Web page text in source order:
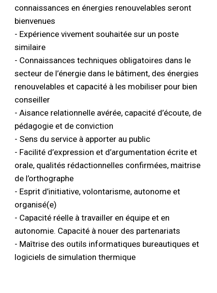
connaissances en énergies renouvelables seront
bienvenues
- Expérience vivement souhaitée sur un poste
similaire
- Connaissances techniques obligatoires dans le
secteur de l’énergie dans le bâtiment, des énergies
renouvelables et capacité à les mobiliser pour bien
conseiller
- Aisance relationnelle avérée, capacité d’écoute, de
pédagogie et de conviction
- Sens du service à apporter au public
- Facilité d’expression et d’argumentation écrite et
orale, qualités rédactionnelles confirmées, maitrise
de l’orthographe
- Esprit d’initiative, volontarisme, autonome et
organisé(e)
- Capacité réelle à travailler en équipe et en
autonomie. Capacité à nouer des partenariats
- Maîtrise des outils informatiques bureautiques et
logiciels de simulation thermique